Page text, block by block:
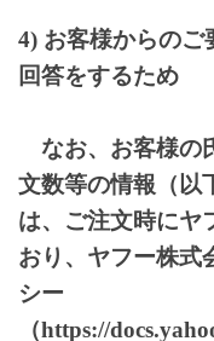
4) お客様からのご
回答をするため
なお、お客様の
文数等の情報（以
は、ご注文時にヤ
おり、ヤフー株式
シー
（https://